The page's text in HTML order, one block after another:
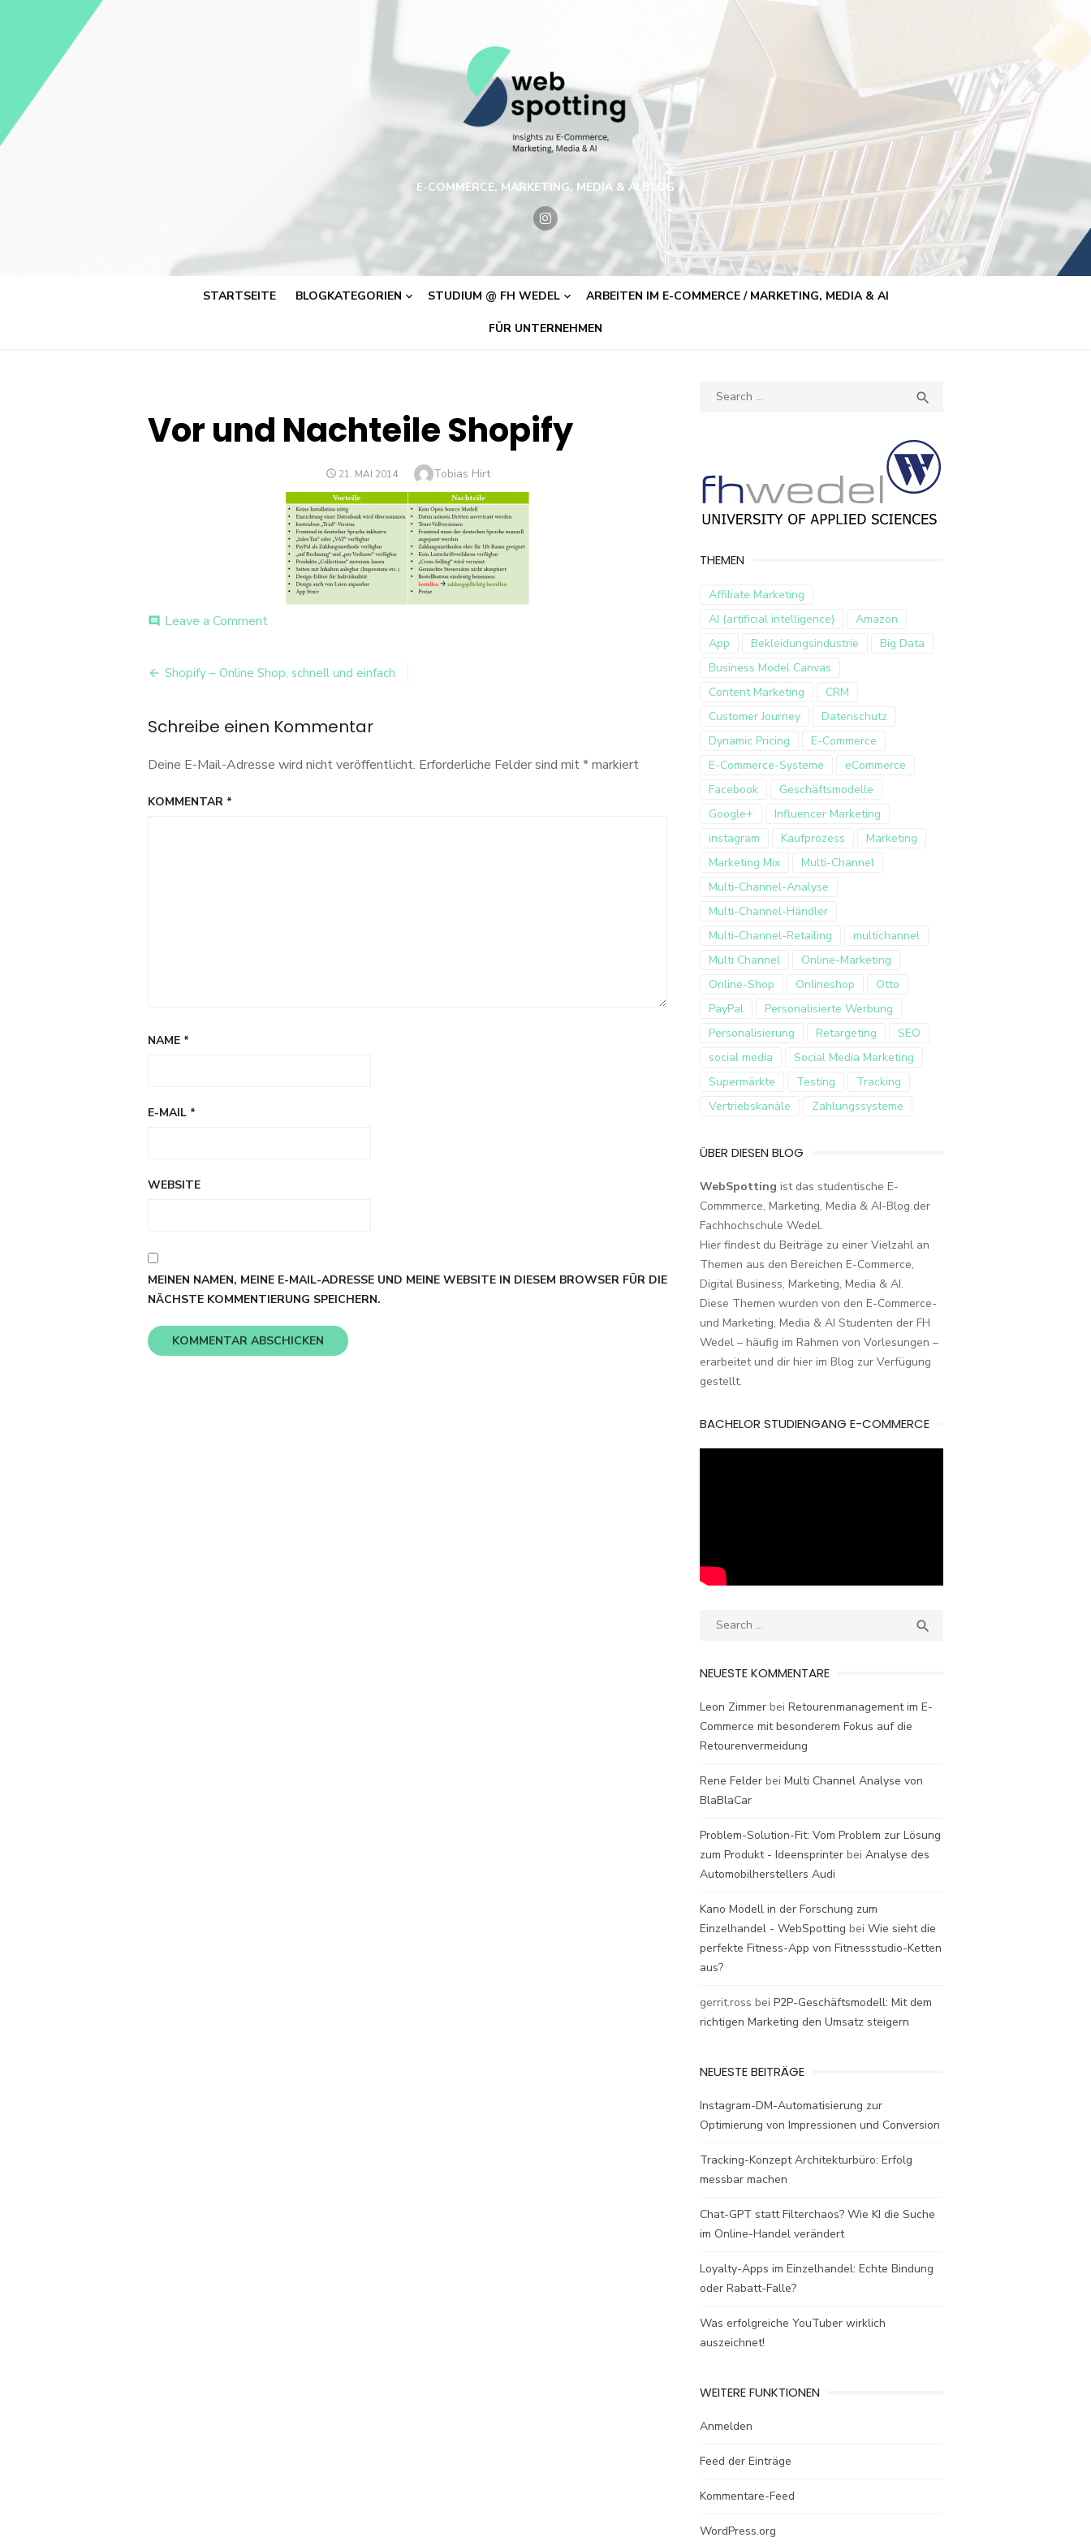
E-COMMERCE, MARKETING, MEDIA & AI BLOG
STARTSEITE BLOGKATEGORIEN STUDIUM @ FH WEDEL ARBEITEN IM E-COMMERCE / MARKETING, MEDIA & AI
FÜR UNTERNEHMEN
Vor und Nachteile Shopify
POSTED
21. MAI 2014 Author
Tobias Hirt
comment Leave a Commenton
Nachteile
Shopify
Beitrags-
Shopify – Online Shop, schnell und einfach
Schreibe einen Kommentar
Deine E-Mail-Adresse wird nicht veröffentlicht. Erforderliche Felder sind mit*markiert
KOMMENTAR *
NAME *
E-MAIL *
WEBSITE
MEINEN NAMEN, MEINE E-MAIL-ADRESSE UND MEINE WEBSITE IN DIESEM BROWSER FÜR DIE
NÄCHSTE KOMMENTIERUNG SPEICHERN.
Search

THEMEN
Affiliate Marketing
AI (artificial intelligence)
Amazon
App
Bekleidungsindustrie
Big Data
Business Model Canvas
Content Marketing
CRM
Customer Journey
Datenschutz
Dynamic Pricing
E-Commerce
E-Commerce-Systeme
eCommerce
Facebook
Geschäftsmodelle
Google+
Influencer Marketing
instagram
Kaufprozess
Marketing
Marketing Mix
Multi-Channel
Multi-Channel-Analyse
Multi-Channel-Händler
Multi-Channel-Retailing
multichannel
Multi Channel
Online-Marketing
Online-Shop
Onlineshop
Otto
PayPal
Personalisierte Werbung
Personalisierung
Retargeting
SEO
social media
Social Media Marketing
Supermärkte
Testing
Tracking
Vertriebskanäle
Zahlungssysteme
ÜBER DIESEN BLOG
WebSpotting ist das studentische E-
Commmerce, Marketing, Media & AI-Blog der
Fachhochschule Wedel.
Hier findest du Beiträge zu einer Vielzahl an
Themen aus den Bereichen E-Commerce,
Digital Business, Marketing, Media & AI.
Diese Themen wurden von den E-Commerce-
und Marketing, Media & AI Studenten der FH
Wedel – häufig im Rahmen von Vorlesungen –
erarbeitet und dir hier im Blog zur Verfügung
gestellt.
BACHELOR STUDIENGANG E-COMMERCE
Search

NEUESTE KOMMENTARE
Leon Zimmer bei Retourenmanagement im E-
Commerce mit besonderem Fokus auf die
Retourenvermeidung
Rene Felder bei Multi Channel Analyse von
BlaBlaCar
Problem-Solution-Fit: Vom Problem zur Lösung
zum Produkt - Ideensprinter bei Analyse des
Automobilherstellers Audi
Kano Modell in der Forschung zum
Einzelhandel - WebSpotting bei Wie sieht die
perfekte Fitness-App von Fitnessstudio-Ketten
aus?
gerrit.ross bei P2P-Geschäftsmodell: Mit dem
richtigen Marketing den Umsatz steigern
NEUESTE BEITRÄGE
Instagram-DM-Automatisierung zur
Optimierung von Impressionen und Conversion
Tracking-Konzept Architekturbüro: Erfolg
messbar machen
Chat-GPT statt Filterchaos? Wie KI die Suche
im Online-Handel verändert
Loyalty-Apps im Einzelhandel: Echte Bindung
oder Rabatt-Falle?
Was erfolgreiche YouTuber wirklich
auszeichnet!
WEITERE FUNKTIONEN
Anmelden
Feed der Einträge
Kommentare-Feed
WordPress.org